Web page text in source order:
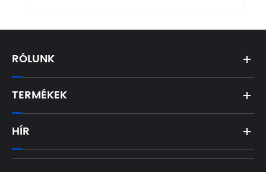
RÓLUNK
TERMÉKEK
HÍR